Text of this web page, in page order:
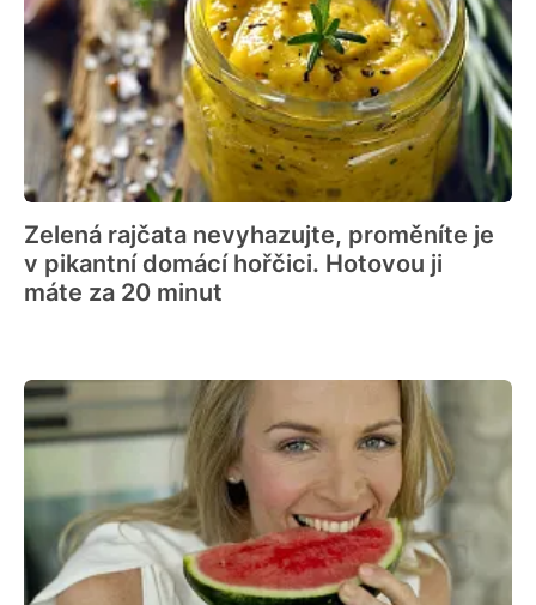
Zelená rajčata nevyhazujte, proměníte je
v pikantní domácí hořčici. Hotovou ji
máte za 20 minut